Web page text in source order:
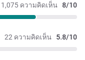
1,075 ความคิดเห็น 8/10
22 ความคิดเห็น 5.8/10